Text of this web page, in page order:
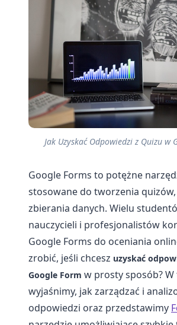
Jak Uzyskać Odpowiedzi z Quizu w
Google Forms to potężne
stosowane do tworzenia
zbierania danych. Wielu
nauczycieli i profesjonalistów
Google Forms do oceniania
zrobić, jeśli chcesz uzyskać
Google Form w prosty sposób?
wyjaśnimy, jak zarządzać i
odpowiedzi oraz przedstawimy